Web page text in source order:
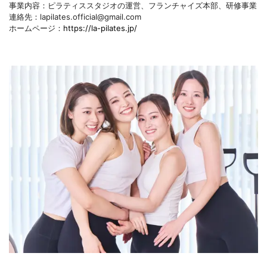
事業内容：ピラティススタジオの運営、フランチャイズ本部、研修事業
連絡先：lapilates.official@gmail.com
ホームページ： https://la-pilates.jp/